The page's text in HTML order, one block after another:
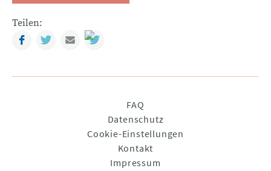
Teilen:
FacebookTwitterMail
FAQ
Datenschutz
Cookie-Einstellungen
Kontakt
Impressum